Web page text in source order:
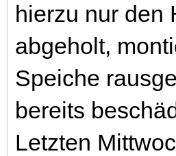
hierzu nur den
abgeholt,
Speiche
bereits
Letzten